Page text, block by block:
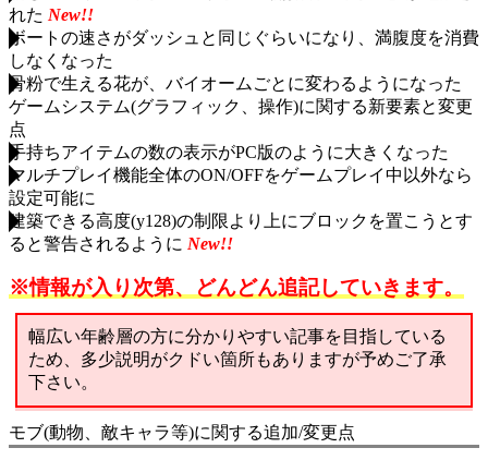
れた New!!
ボートの速さがダッシュと同じぐらいになり、満腹度を消費
しなくなった
骨粉で生える花が、バイオームごとに変わるようになった
ゲームシステム(グラフィック、操作)に関する新要素と変更
点
手持ちアイテムの数の表示がPC版のように大きくなった
マルチプレイ機能全体のON/OFFをゲームプレイ中以外なら
設定可能に
建築できる高度(y128)の制限より上にブロックを置こうとす
ると警告されるように New!!
※情報が入り次第、どんどん追記していきます。
幅広い年齢層の方に分かりやすい記事を目指している
ため、多少説明がクドい箇所もありますが予めご了承
下さい。
モブ(動物、敵キャラ等)に関する追加/変更点